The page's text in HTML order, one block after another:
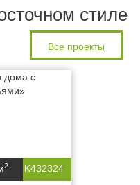
стиле
Все проекты
K432324
2